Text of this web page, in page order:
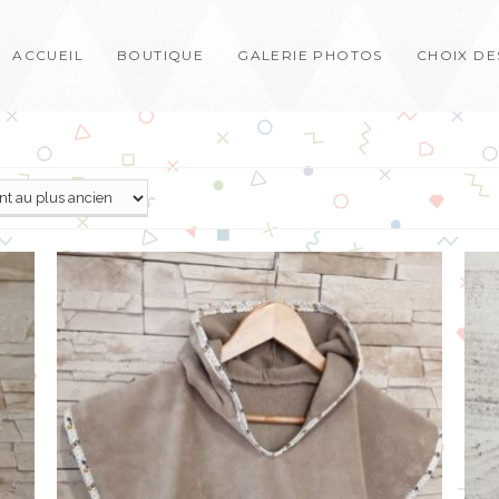
ACCUEIL BOUTIQUE GALERIE PHOTOS CHOIX